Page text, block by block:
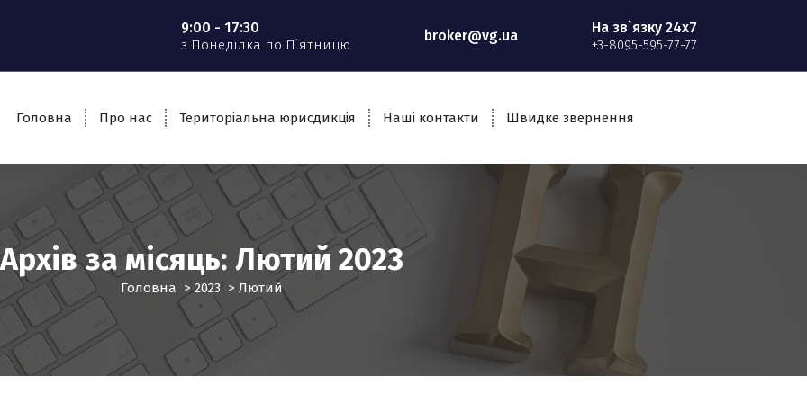
9:00 - 17:30
з Понеділка по П`ятницю
broker@vg.ua На зв`язку 24x7
+3-8095-595-77-77
Головна Про нас Територіальна юрисдикція Наші контакти Швидке звернення
Архів за місяць: Лютий 2023
Головна >2023 > Лютий